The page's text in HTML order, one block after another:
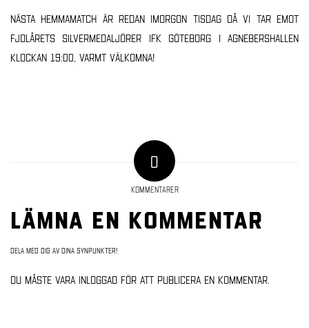
Nästa hemmamatch är redan imorgon tisdag då vi tar emot
fjolårets silvermedaljörer IFK Göteborg i Agnebershallen
klockan 19:00, varmt välkomna!
0
KOMMENTARER
Lämna en kommentar
Dela med dig av dina synpunkter!
Du måste vara inloggad för att publicera en kommentar.